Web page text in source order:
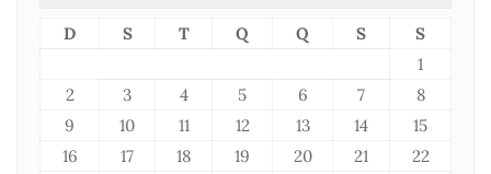
D S T Q Q S
S
1
2
3 4 5 6 7
8
9
10 11 12 13 14
15
16
17 18 19 20 21
22